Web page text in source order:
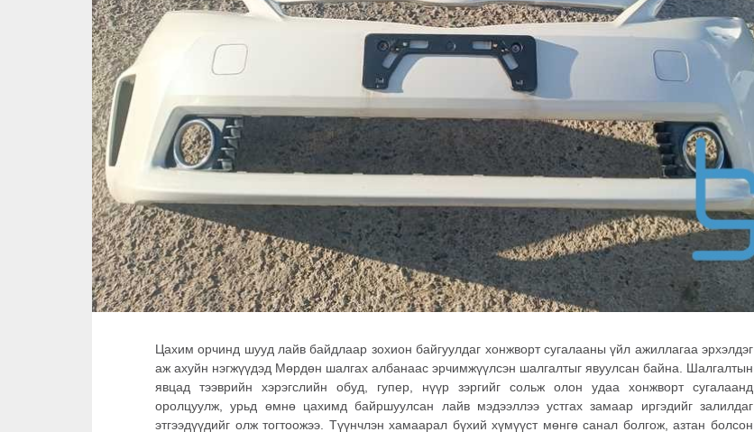
Цахим орчинд шууд лайв байдлаар зохион байгуулдаг хонжворт сугалааны үйл ажиллагаа эрхэлдэг
аж ахуйн нэгжүүдэд Мөрдөн шалгах албанаас эрчимжүүлсэн шалгалтыг явуулсан байна. Шалгалтын
явцад тээврийн хэрэгслийн обуд, гупер, нүүр зэргийг сольж олон удаа хонжворт сугалаанд
оролцуулж, урьд өмнө цахимд байршуулсан лайв мэдээллээ устгах замаар иргэдийг залилдаг
этгээдүүдийг олж тогтоожээ. Түүнчлэн хамаарал бүхий хүмүүст мөнгө санал болгож, азтан болсон